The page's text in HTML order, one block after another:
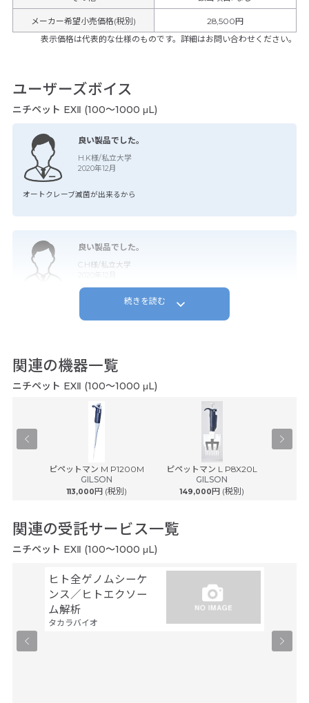
メーカー希望小売価格(税別)
28,500円
表示価格は代表的な仕様のものです。詳細はお問い合わせください。
ユーザーズボイス
ニチペット EXⅡ (100～1000 μL)
良い製品でした。
オートクレーブ滅菌が出来るから
H.K様/私立大学
2020年12月
良い製品でした。
毎年、キャンペーンがあるからお得感がある
C.H様/私立大学
I.E様/私立大学
2020年12月
続きを読む
関連の機器一覧
ニチペット EXⅡ (100～1000 μL)
ピペットマン M P1200M
GILSON
113,000円 (税別)
ピペットマン L P8X20L
GILSON
149,000円 (税別)
関連の受託サービス一覧
ニチペット EXⅡ (100～1000 μL)
ヒト全ゲノムシーケ
ンス／ヒトエクソー
ム解析
タカラバイオ